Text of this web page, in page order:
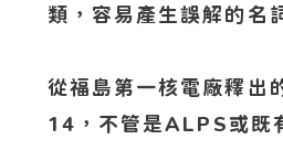
類，容易產生誤解的名
從福島第一核電廠釋出
14，不管是ALPS或既